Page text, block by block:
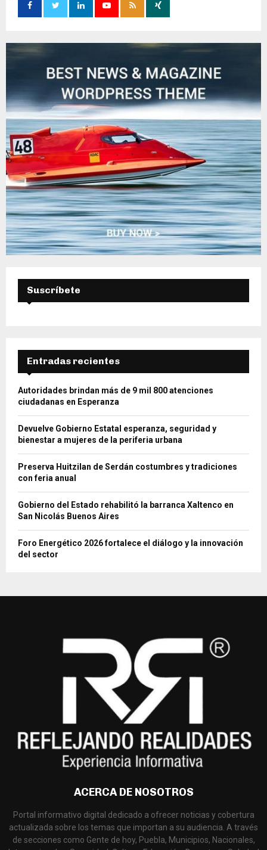
e
A
Suscríbete
Entradas recientes
Autoridades brindan más de 9 mil 800 atenciones
ciudadanas en Esperanza
Devuelve Gobierno Estatal esperanza, seguridad y
bienestar a mujeres de la periferia urbana
Preserva Huitzilan de Serdán costumbres y tradiciones
con feria anual
Gobierno del Estado rehabilitó la barranca Xaltenco en
San Nicolás Buenos Aires
Foro Energético 2026 fortalece el diálogo y la innovación
del sector
ACERCA DE NOSOTROS
Portal informativo digital dedicado a ofrecer noticias y cobertura
actualizada sobre los temas que importan a su audiencia. A través
de secciones como Gente de hoy, Puebla, Municipios, Nacionales,